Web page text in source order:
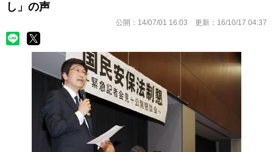
し」の声
公開： 14/07/01 16:03 更新： 16/10/17 04:37